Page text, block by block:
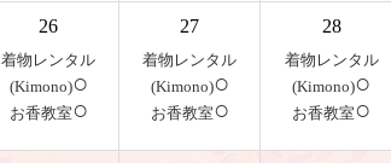
26
着物レンタル
(Kimono)○
お香教室○
27
着物レンタル
(Kimono)○
お香教室○
28
着物レンタル
(Kimono)○
お香教室○